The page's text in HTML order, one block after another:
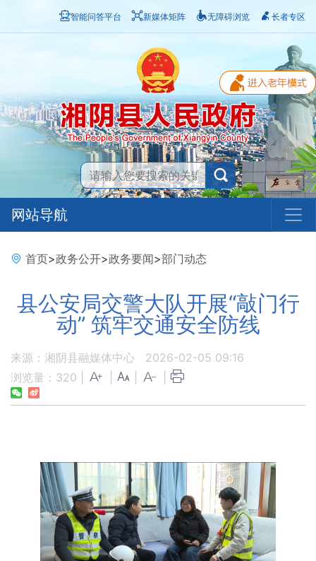
智能问答平台 新媒体矩阵 无障碍浏览 长者专区
网站导航
首页>政务公开>政务要闻>部门动态
县公安局交警大队开展“敲门行
动” 筑牢交通安全防线
来源：湘阴县融媒体中心
2026-02-05 09:16
浏览量： 320